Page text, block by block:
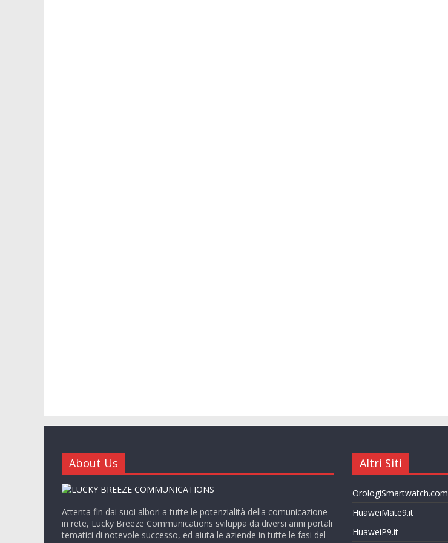
About Us
Attenta fin dai suoi albori a tutte le potenzialità della comunicazione
in rete, Lucky Breeze Communications sviluppa da diversi anni portali
tematici di notevole successo, ed aiuta le aziende in tutte le fasi del
Altri Siti
OrologiSmartwatch.com
HuaweiMate9.it
HuaweiP9.it